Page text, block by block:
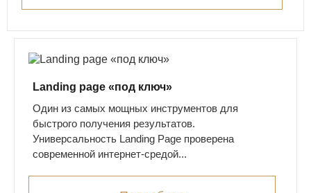
Landing page «под ключ»
Один из самых мощных инструментов для
быстрого получения результатов.
Универсальность Landing Page проверена
современной интернет-средой...